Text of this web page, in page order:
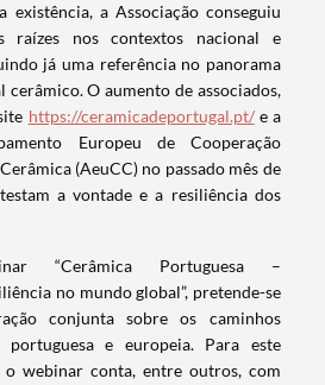
existência, a Associação conseguiu
raízes nos contextos nacional e
já uma referência no panorama
O aumento de associados,
https://ceramicadeportugal.pt/e a
Europeu de Cooperação
(AeuCC) no passado mês de
a vontade e a resiliência dos
“Cerâmica Portuguesa –
no mundo global”, pretende-se
conjunta sobre os caminhos
e europeia. Para este
o webinar conta, entre outros, com